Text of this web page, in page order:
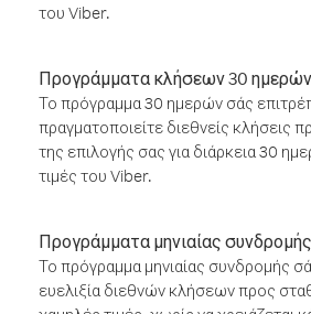
του Viber.
Προγράμματα κλήσεων 30 ημερών
Το πρόγραμμα 30 ημερών σάς
πραγματοποιείτε διεθνείς κλήσεις
της επιλογής σας για διάρκεια 30
τιμές του Viber.
Προγράμματα μηνιαίας συνδρομής
Το πρόγραμμα μηνιαίας συνδρομής
ευελιξία διεθνών κλήσεων προς